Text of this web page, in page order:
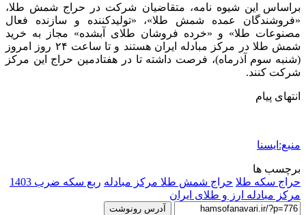
براساس این شیوه نامه، متقاضیان شرکت در حراج شمش طلا،
«فروشندگان عمده شمش طلا»، «تولیدکننده و سازنده فعال
مصنوعات طلا» و «خرده فروشان طلای آبشده» مجاز به خرید
شمش طلا در مرکز مبادله ایران هستند و تا ساعت ۲۴ روز امروز
(شنبه سوم آذرماه)، فرصت داشته تا در هفتادمین حراج این مرکز
شرکت کنند.
انتهای پیام
منبع:ایسنا
برچسب ها
حراج سکه طلا حراج شمش طلا مرکز مبادله ربع سکه ضرب 1403
مرکز مبادله ارز و طلای ایران
آدرس رونوشت